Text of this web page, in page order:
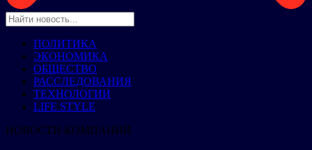
ПОЛИТИКА
ЭКОНОМИКА
ОБЩЕСТВО
РАССЛЕДОВАНИЯ
ТЕХНОЛОГИИ
LIFE STYLE
НОВОСТИ КОМПАНИЙ